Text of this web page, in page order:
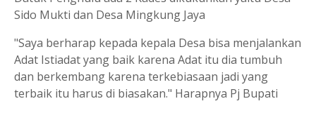
Sido Mukti dan Desa Mingkung Jaya
"Saya berharap kepada kepala Desa bisa menjalankan
Adat Istiadat yang baik karena Adat itu dia tumbuh
dan berkembang karena terkebiasaan jadi yang
terbaik itu harus di biasakan." Harapnya Pj Bupati